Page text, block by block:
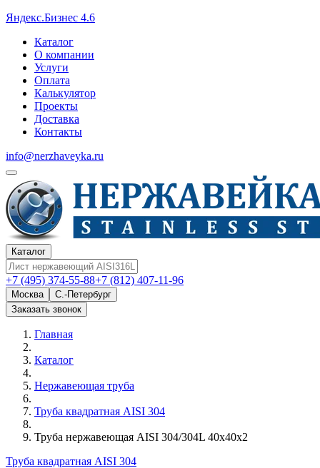
Яндекс.Бизнес 4.6
Каталог
О компании
Услуги
Оплата
Калькулятор
Проекты
Доставка
Контакты
info@nerzhaveyka.ru
Каталог
+7 (495) 374-55-88+7 (812) 407-11-96
Москва
С.-Петербург
Заказать звонок
Главная
Каталог
Нержавеющая труба
Труба квадратная AISI 304
Труба нержавеющая AISI 304/304L 40х40х2
Труба квадратная AISI 304